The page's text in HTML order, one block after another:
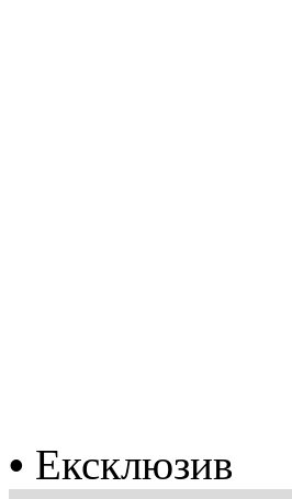
• Ексклюзив